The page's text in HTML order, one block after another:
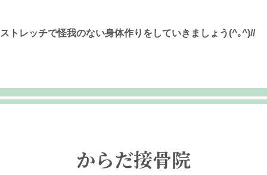
ストレッチで怪我のない身体作りをしていきましょう(^｡^)//
からだ接骨院